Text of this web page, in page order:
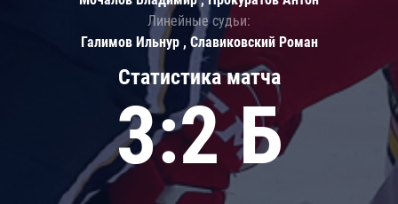
Статистика матча
3:2 Б
Линейные судьи:
Галимов Ильнур , Славиковский Роман